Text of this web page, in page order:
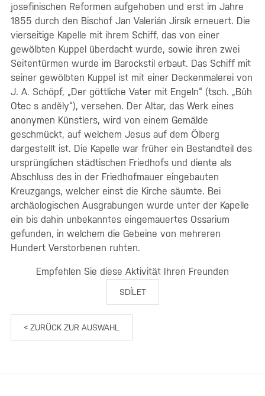
josefinischen Reformen aufgehoben und erst im Jahre
1855 durch den Bischof Jan Valerián Jirsík erneuert. Die
vierseitige Kapelle mit ihrem Schiff, das von einer
gewölbten Kuppel überdacht wurde, sowie ihren zwei
Seitentürmen wurde im Barockstil erbaut. Das Schiff mit
seiner gewölbten Kuppel ist mit einer Deckenmalerei von
J. A. Schöpf, „Der göttliche Vater mit Engeln“ (tsch. „Bůh
Otec s anděly“), versehen. Der Altar, das Werk eines
anonymen Künstlers, wird von einem Gemälde
geschmückt, auf welchem Jesus auf dem Ölberg
dargestellt ist. Die Kapelle war früher ein Bestandteil des
ursprünglichen städtischen Friedhofs und diente als
Abschluss des in der Friedhofmauer eingebauten
Kreuzgangs, welcher einst die Kirche säumte. Bei
archäologischen Ausgrabungen wurde unter der Kapelle
ein bis dahin unbekanntes eingemauertes Ossarium
gefunden, in welchem die Gebeine von mehreren
Hundert Verstorbenen ruhten.
Empfehlen Sie diese Aktivität Ihren Freunden
SDÍLET
< ZURÜCK ZUR AUSWAHL